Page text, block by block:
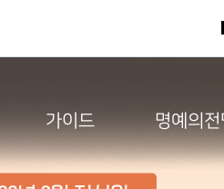
가이드 명예의